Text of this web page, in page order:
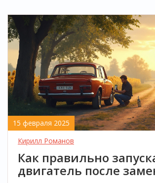
15 февраля 2025
Кирилл Романов
Как правильно
двигатель после